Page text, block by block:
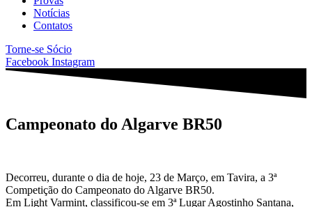
Notícias
Contatos
Torne-se Sócio
Facebook Instagram
Campeonato do Algarve BR50
Decorreu, durante o dia de hoje, 23 de Março, em Tavira, a 3ª
Competição do Campeonato do Algarve BR50.
Em Light Varmint, classificou-se em 3ª Lugar Agostinho Santana,